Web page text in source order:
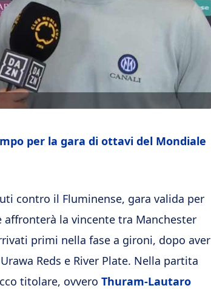
per la gara di ottavi del Mondiale
contro il Fluminense, gara valida per
affronterà la vincente tra Manchester
primi nella fase a gironi, dopo aver
Reds e River Plate. Nella partita
titolare, ovvero Thuram-Lautaro